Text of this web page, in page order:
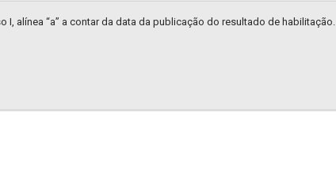
alínea “a” a contar da data da publicação do resultado de habilitação.